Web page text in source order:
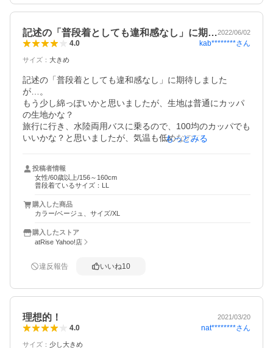
前立てにボタンもポツリポツリと付いてはいるのですが、
基本的にファスナーのみで閉めるタイプです。ボタンとフ
ァスナー両方付いてて状況により使い分けられると良かっ
たです。
フードは紐で調節できますが、ストッパーがついてないの
で正直役に立ちません。素材的に滑るので結ぶのも難し
い。下に帽子を被るか自分でストッパーを付けるしかない
かな。そこがちょっとで星－1です。
些細な所かもしれませんが自転車に乗ったり風が強かった
りする日にはとても大事な部分だと思います。
記述の「普段着としても違和感なし」に期…2022/06/02
4.0 kab********さん
サイズ ： 大きめ
記述の「普段着としても違和感なし」に期待しました
が…。
もう少し綿っぽいかと思いましたが、生地は普通にカッパ
の生地かな？
旅行に行き、水陸両用バスに乗るので、100均のカッパでも
いいかな？と思いましたが、気温も低めなので、寒い時
街なかならばちょっと恥ずかしいかも？だけど、自然の中
ならウィンドブレーカー的に思ってもらえるかな？
な？と思います。
自転車用のポンチョは自転車を降りた途端に違和感なの
で、それよりは。
ゆったりなので、自転車にも乗れそうだし、一つあっても
サイズは、いつもL〜LLです。商品はXL。
袖は指先が少し出る位の長さなのですが、場合によっては
ショルダーバックを内側にして着たかったので、大きめな
のは納得して選びました。
旦那とも共有して着れそうです。
広げたばかりでシワシワなので、シワが伸びればもっとよ
く見えるかもしれないと思います。
もっとみる
投稿者情報
女性/60歳以上/156～160cm
普段着ているサイズ：LL
購入した商品
カラー/ベージュ、サイズ/XL
購入したストア
atRise Yahoo!店
違反報告 いいね10
理想的！ 2021/03/20
4.0 nat********さん
サイズ ： 少し大きめ